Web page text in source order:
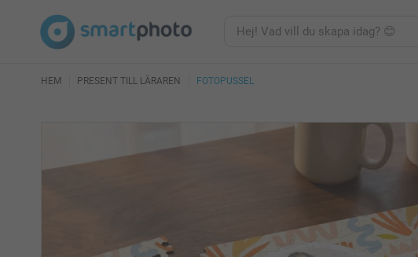
HEM PRESENT TILL LÄRAREN FOTOPUSSEL